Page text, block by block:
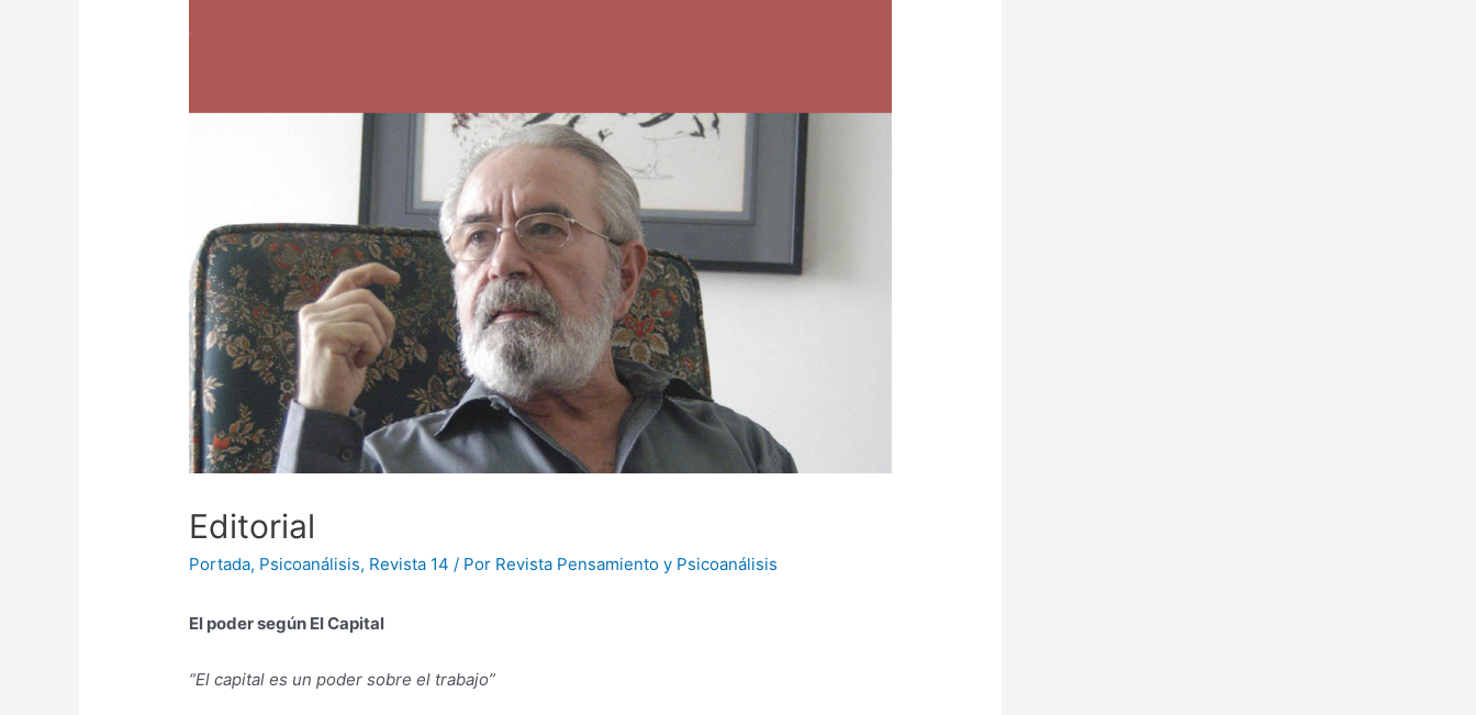
Editorial
Portada, Psicoanálisis, Revista 14 / Por Revista Pensamiento y Psicoanálisis
El poder según El Capital
“El capital es un poder sobre el trabajo”